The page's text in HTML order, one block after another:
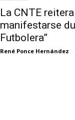
La CNTE
manifestarse
Futbolera”
René Ponce Hernández -